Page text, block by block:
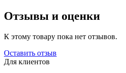
Отзывы и оценки
К этому товару пока нет отзывов.
Оставить отзыв
Для клиентов